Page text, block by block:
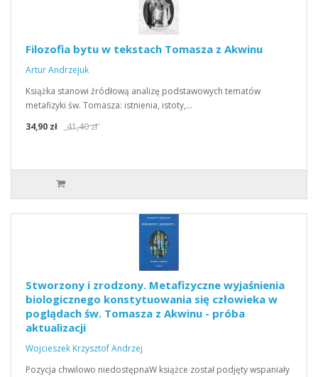
Filozofia bytu w tekstach Tomasza z Akwinu
Artur Andrzejuk
Książka stanowi źródłową analizę podstawowych tematów
metafizyki św. Tomasza: istnienia, istoty,…
34,90 zł
41,40 zł
Stworzony i zrodzony. Metafizyczne wyjaśnienia
biologicznego konstytuowania się człowieka w
poglądach św. Tomasza z Akwinu - próba
aktualizacji
Wojcieszek Krzysztof Andrzej
Pozycja chwilowo niedostępnaW książce został podjęty wspaniały